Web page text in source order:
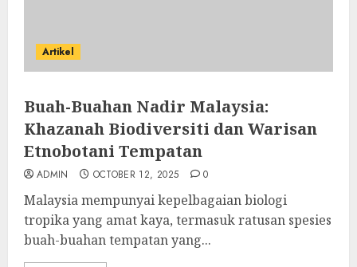
Artikel
Buah-Buahan Nadir Malaysia:
Khazanah Biodiversiti dan Warisan
Etnobotani Tempatan
ADMIN OCTOBER 12, 2025 0
Malaysia mempunyai kepelbagaian biologi
tropika yang amat kaya, termasuk ratusan spesies
buah-buahan tempatan yang...